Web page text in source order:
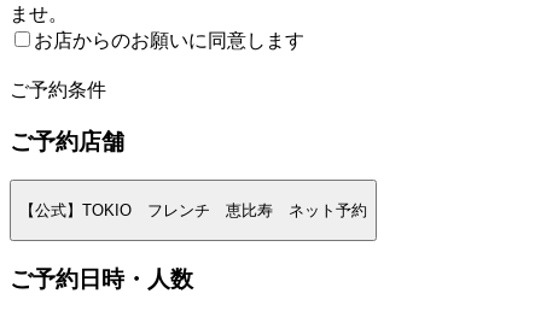
ませ。
お店からのお願いに同意します
ご予約条件
ご予約店舗
【公式】TOKIO フレンチ 恵比寿 ネット予約
ご予約日時・人数